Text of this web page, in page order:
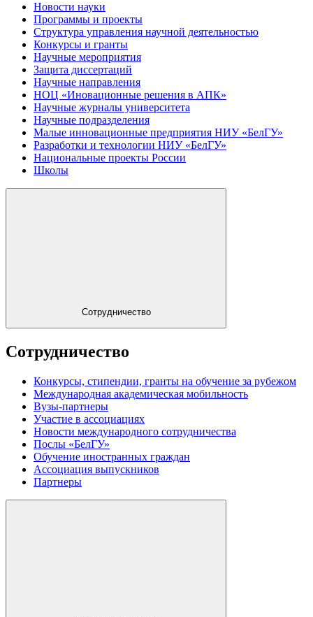
Новости науки
Программы и проекты
Структура управления научной деятельностью
Конкурсы и гранты
Научные мероприятия
Защита диссертаций
Научные направления
НОЦ «Иновационные решения в АПК»
Научные журналы университета
Научные подразделения
Малые инновационные предприятия НИУ «БелГУ»
Разработки и технологии НИУ «БелГУ»
Национальные проекты России
Школы
Сотрудничество
Сотрудничество
Конкурсы, стипендии, гранты на обучение за рубежом
Международная академическая мобильность
Вузы-партнеры
Участие в ассоциациях
Новости международного сотрудничества
Послы «БелГУ»
Обучение иностранных граждан
Ассоциация выпускников
Партнеры